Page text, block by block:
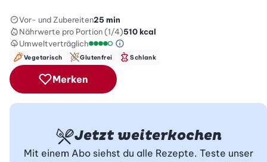
Vor- und Zubereiten25 min
Nährwerte pro Portion (1/4)510kcal
Umweltverträglich
Umweltverträglichkeitsskala: 4 von 5
Green Betty Skala Info
Vegetarisch Glutenfrei Schlank
Merken
Jetzt weiterkochen
Mit einem Abo siehst du alle Rezepte. Teste unser